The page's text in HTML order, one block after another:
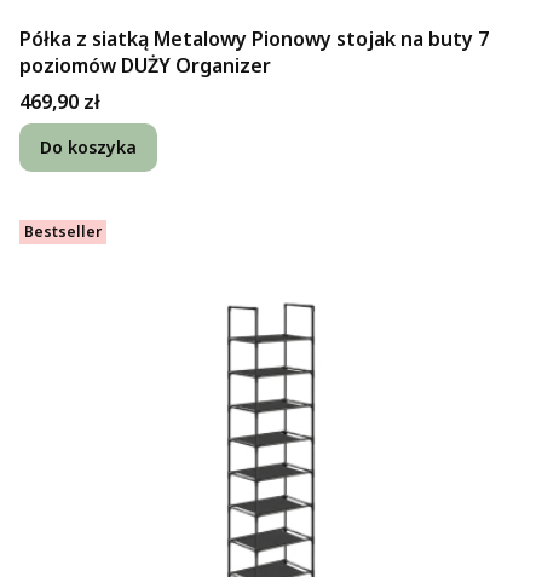
Półka z siatką Metalowy Pionowy stojak na buty 7
poziomów DUŻY Organizer
Cena
469,90 zł
Do koszyka
Bestseller